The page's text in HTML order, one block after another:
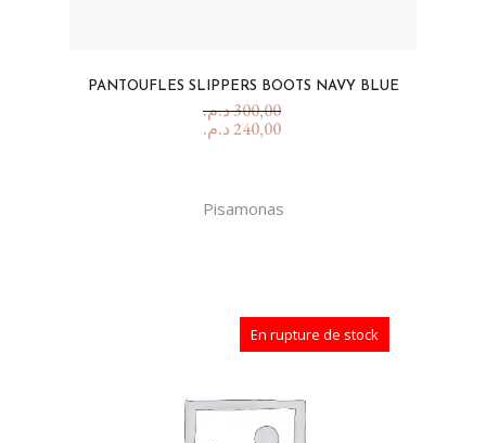
PANTOUFLES SLIPPERS BOOTS NAVY BLUE
300,00د.م.
240,00د.م.
Pisamonas
En rupture de stock